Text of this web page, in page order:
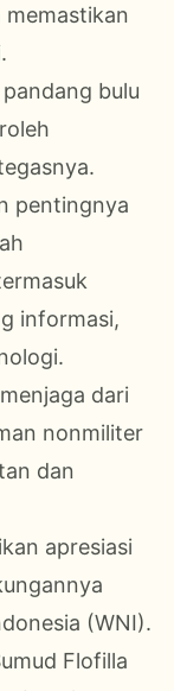
memastikan
bulu
pentingnya
informasi,
dari
nonmiliter
dan
apresiasi
(WNI).
Flofilla